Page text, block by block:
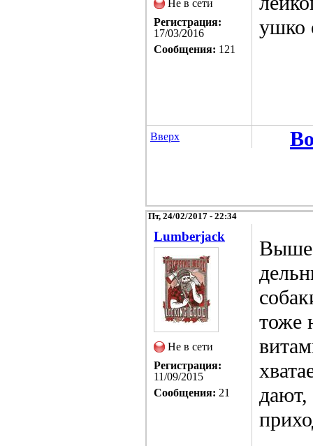
Не в сети
Регистрация:
17/03/2016
Сообщения: 121
ушко
Вверх
Пт, 24/02/2017 - 22:34
Lumberjack
Не в сети
Регистрация:
11/09/2015
Сообщения: 21
Выше
тоже
дают,